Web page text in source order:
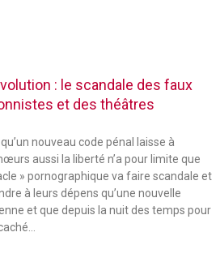
: le scandale des faux
et des théâtres
nouveau code pénal laisse à
aussi la liberté n’a pour limite que
» pornographique va faire scandale et
à leurs dépens qu’une nouvelle
et que depuis la nuit des temps pour